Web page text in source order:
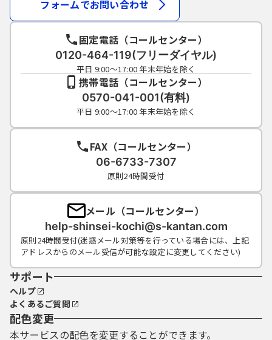
（４）利用者ＩＤ、パスワードは、再発行し
ません。なお、利用者ＩＤ、パスワ
ードを紛失し、盗難に遭い、又は不正使用さ
れたことが分かったときは、
速やかに問い合わせ先に連絡し、その指示に
従ってください。
（５）利用者ＩＤ及びパスワードについて
は、特に有効期限は設けないものとし
ますが、利用者ＩＤ及びパスワードの利用が
３年間行われない場合は、構
成団体の職権において抹消することができる
ものとします。
（６）構成団体は、利用者ＩＤ及びパスワー
ド、整理番号及びパスワード（申請
データ用）を使用して行われた手続きについ
ては、本人がこれを行ったも
のとみなします。
５ 電子証明書の取得・管理
（１）利用者が、システムを利用して申請･届
出等の手続を行う場合に、電子的な署名（以
ものがあります。電子署名が必要な手続につ
いては、自ら電子証明書を取得して、申請･届
出等のデータに署名を付けて申請するものと
フォームでお問い合わせ
固定電話（コールセンター）
0120-464-119(フリーダイヤル)
平日 9:00～17:00 年末年始を除く
携帯電話（コールセンター）
0570-041-001(有料)
平日 9:00～17:00 年末年始を除く
FAX（コールセンター）
06-6733-7307
原則24時間受付
メール（コールセンター）
help-shinsei-kochi@s-kantan.com
原則24時間受付(迷惑メール対策等を行っている場合には、上記
アドレスからのメール受信が可能な設定に変更してください)
サポート
ヘルプ
よくあるご質問
配色変更
本サービスの配色を変更することができます。